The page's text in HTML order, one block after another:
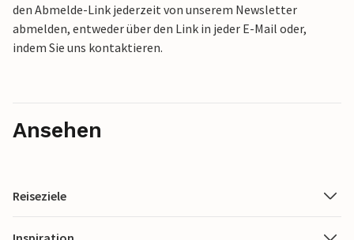
den Abmelde-Link jederzeit von unserem Newsletter
abmelden, entweder über den Link in jeder E-Mail oder,
indem Sie uns kontaktieren.
Ansehen
Reiseziele